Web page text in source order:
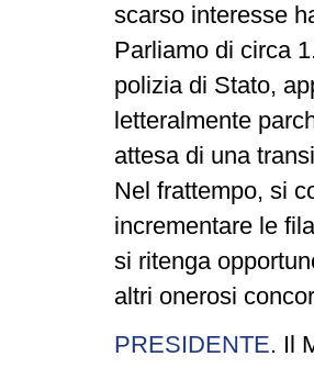
scarso interesse
Parliamo di circa
polizia di Stato,
letteralmente
attesa di una
Nel frattempo, si
incrementare le
si ritenga
altri onerosi
PRESIDENTE. Il